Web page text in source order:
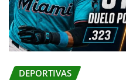
DEPORTIVAS